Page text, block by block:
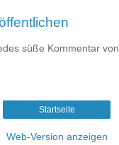
süße Kommentar von
Startseite
Web-Version anzeigen